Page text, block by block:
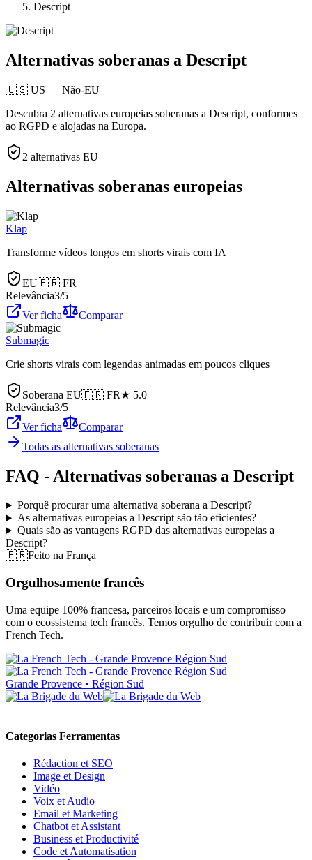
Descript
Alternativas soberanas a Descript
🇺🇸 US — Não-EU
Descubra 2 alternativas europeias soberanas a Descript, conformes
ao RGPD e alojadas na Europa.
2 alternativas EU
Alternativas soberanas europeias
Klap
Transforme vídeos longos em shorts virais com IA
EU🇫🇷 FR
Relevância3/5
Ver ficha
Comparar
Submagic
Crie shorts virais com legendas animadas em poucos cliques
Soberana EU🇫🇷 FR★ 5.0
Relevância3/5
Ver ficha
Comparar
Todas as alternativas soberanas
FAQ - Alternativas soberanas a Descript
Porquê procurar uma alternativa soberana a Descript?
As alternativas europeias a Descript são tão eficientes?
Quais são as vantagens RGPD das alternativas europeias a
Descript?
🇫🇷Feito na França
Orgulhosamente francês
Uma equipe 100% francesa, parceiros locais e um compromisso
com o ecossistema tech francês. Temos orgulho de contribuir com a
French Tech.
Grande Provence • Région Sud
Categorias Ferramentas
Rédaction et SEO
Image et Design
Vidéo
Voix et Audio
Email et Marketing
Chatbot et Assistant
Business et Productivité
Code et Automatisation